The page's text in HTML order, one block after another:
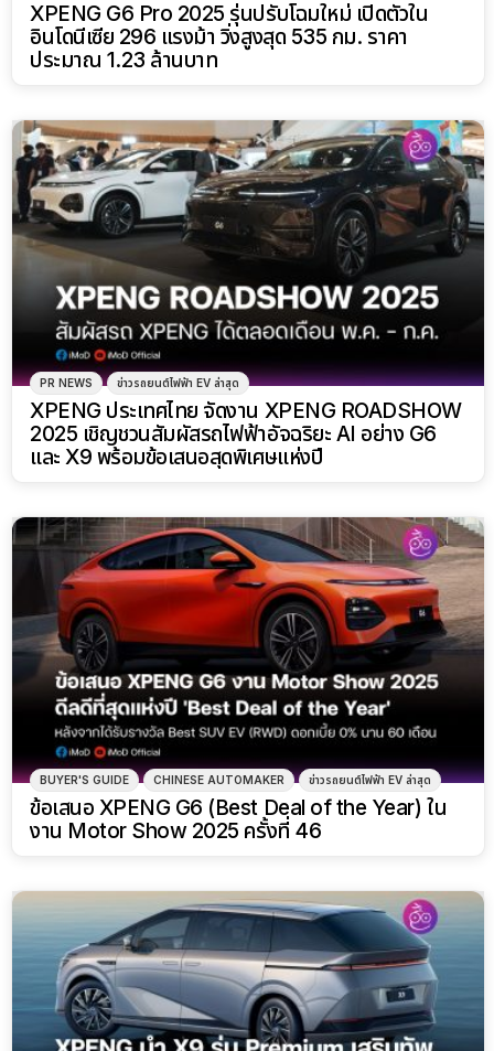
XPENG G6 Pro 2025 รุ่นปรับโฉมใหม่ เปิดตัวใน
อินโดนีเซีย 296 แรงม้า วิ่งสูงสุด 535 กม. ราคา
ประมาณ 1.23 ล้านบาท
PR NEWS ข่าวรถยนต์ไฟฟ้า EV ล่าสุด
XPENG ประเทศไทย จัดงาน XPENG ROADSHOW
2025 เชิญชวนสัมผัสรถไฟฟ้าอัจฉริยะ AI อย่าง G6
และ X9 พร้อมข้อเสนอสุดพิเศษแห่งปี
BUYER'S GUIDE CHINESE AUTOMAKER ข่าวรถยนต์ไฟฟ้า EV ล่าสุด
ข้อเสนอ XPENG G6 (Best Deal of the Year) ใน
งาน Motor Show 2025 ครั้งที่ 46